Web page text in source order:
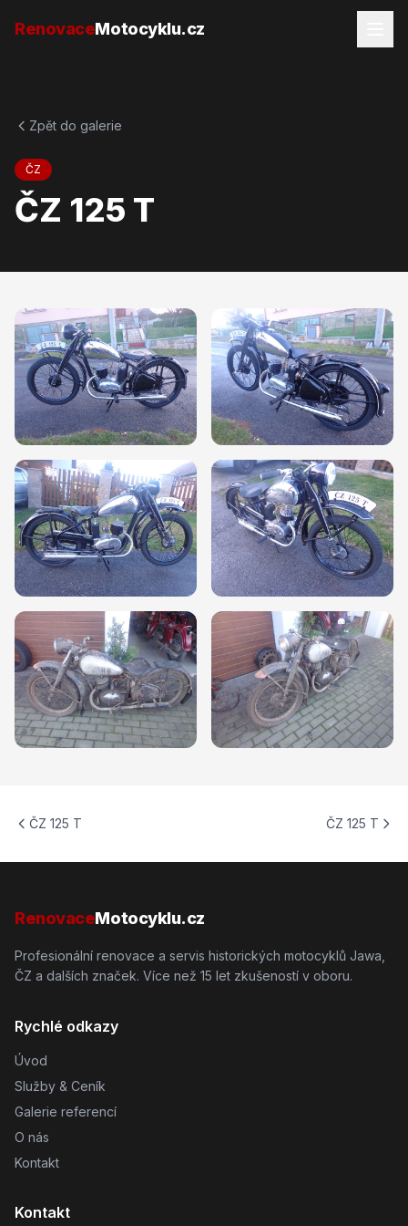
RenovaceMotocyklu.cz
Zpět do galerie
ČZ
ČZ 125 T
ČZ 125 T ČZ 125 T
RenovaceMotocyklu.cz
Profesionální renovace a servis historických motocyklů Jawa,
ČZ a dalších značek. Více než 15 let zkušeností v oboru.
Rychlé odkazy
Úvod
Služby & Ceník
Galerie referencí
O nás
Kontakt
Kontakt